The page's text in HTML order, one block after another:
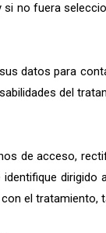
no fuera
datos para
del
de acceso,
dirigido
el tratamiento,